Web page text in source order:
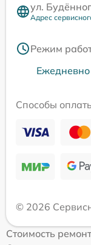
ул.
Адрес
Режим
Способы
© 2026
Стоимость